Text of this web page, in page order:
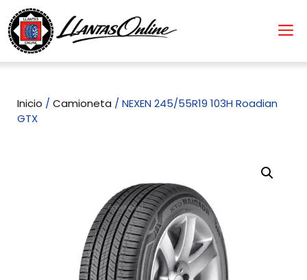
Inicio / Camioneta / NEXEN 245/55R19 103H Roadian
GTX